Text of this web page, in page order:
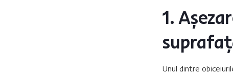
1.
Unul dintre